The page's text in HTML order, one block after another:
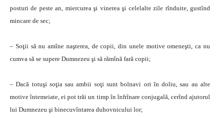
posturi de peste an, miercurea şi vinerea şi celelalte zile rînduite, gustînd
mincare de sec;
– Soţii să nu amîne naşterea, de copii, din unele motive omeneşti, ca nu
cumva să se supere Dumnezeu şi să rămînă fară copii;
– Dacă totuşi soţia sau ambii soţi sunt bolnavi ori în doliu, sau au alte
motive întemeiate, ei pot trăi un timp în înfrînare conjugală, cerînd ajutorul
lui Dumnezeu şi binecuvîntarea duhovnicului lor;